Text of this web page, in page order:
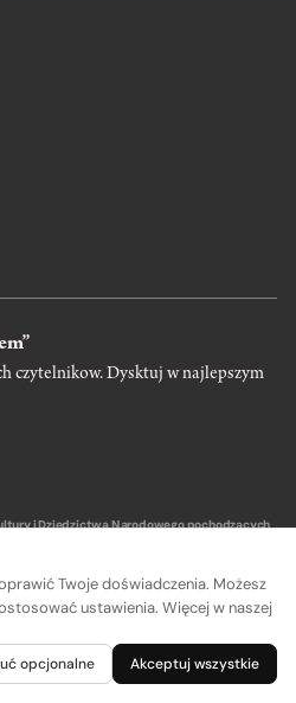
czytelnikow. Dysktuj w najlepszym
i Dziedzictwa Narodowego pochodzących
Twoje doświadczenia. Możesz
ustawienia. Więcej w naszej
opcjonalne Akceptuj wszystkie